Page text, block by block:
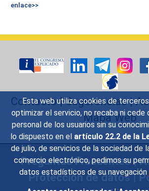
Esta web utiliza cookies de
optimizar el servicio, no recaba ni
personal de los usuarios sin su
lo dispuesto en el artículo 22.2 de la
de julio, de servicios de la sociedad de
comercio electrónico, pedimos su
datos estadísticos de su
enlace>>
Contacto|Sugerencias|
Mapa Web
Preguntas Frecuentes|
Protección de datos|